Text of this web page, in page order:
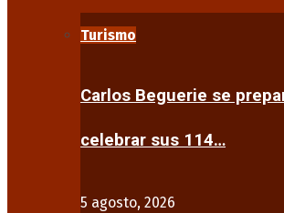
Turismo
Carlos Beguerie se
celebrar sus 114…
5 agosto, 2026